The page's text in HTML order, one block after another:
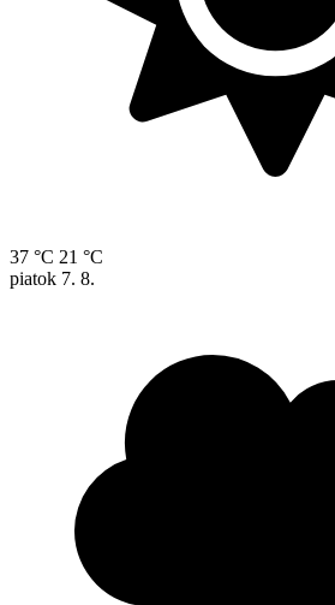
37 °C 21 °C
piatok 7. 8.